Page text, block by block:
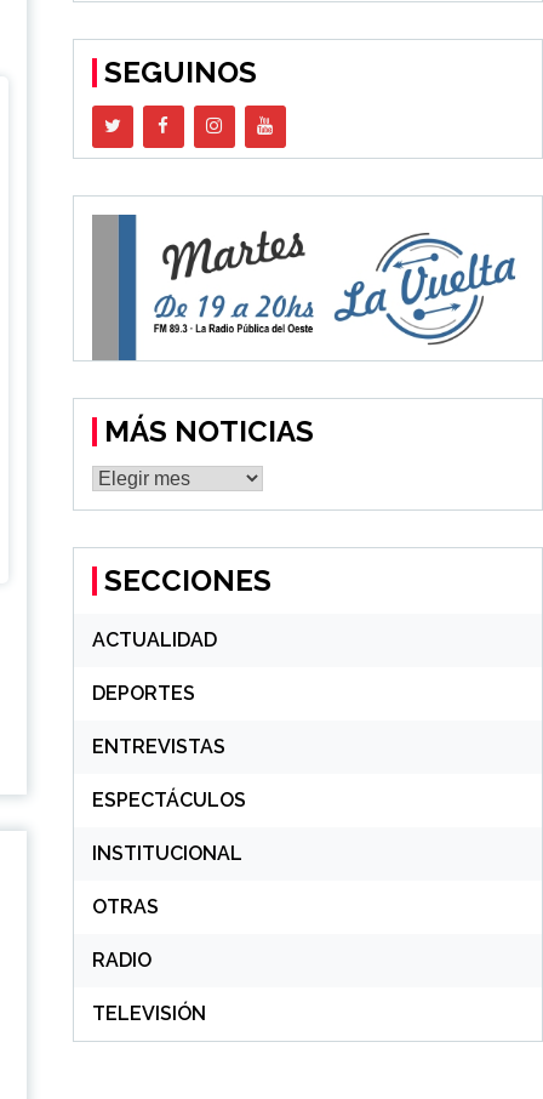
SEGUINOS
MÁS NOTICIAS
MÁS
NOTICIAS
SECCIONES
ACTUALIDAD
DEPORTES
ENTREVISTAS
ESPECTÁCULOS
INSTITUCIONAL
OTRAS
RADIO
TELEVISIÓN